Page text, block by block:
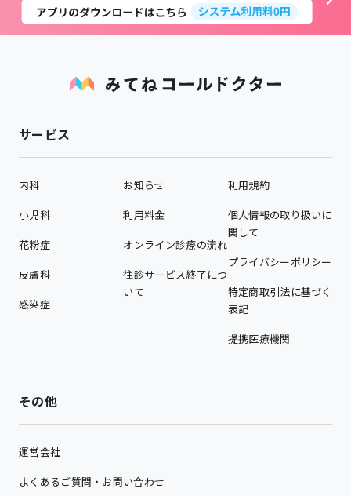
サービス
内科
小児科
花粉症
皮膚科
感染症
お知らせ
利用料金
オンライン診療の流れ
往診サービス終了につ
いて
利用規約
個人情報の取り扱いに
関して
プライバシーポリシー
特定商取引法に基づく
表記
提携医療機関
その他
運営会社
よくあるご質問・お問い合わせ